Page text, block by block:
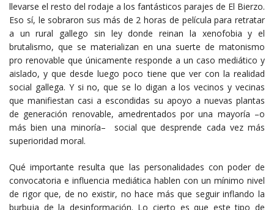
llevarse el resto del rodaje a los fantásticos parajes de El Bierzo.
Eso sí, le sobraron sus más de 2 horas de película para retratar
a un rural gallego sin ley donde reinan la xenofobia y el
brutalismo, que se materializan en una suerte de matonismo
pro renovable que únicamente responde a un caso mediático y
aislado, y que desde luego poco tiene que ver con la realidad
social gallega. Y si no, que se lo digan a los vecinos y vecinas
que manifiestan casi a escondidas su apoyo a nuevas plantas
de generación renovable, amedrentados por una mayoría –o
más bien una minoría– social que desprende cada vez más
superioridad moral.
Qué importante resulta que las personalidades con poder de
convocatoria e influencia mediática hablen con un mínimo nivel
de rigor que, de no existir, no hace más que seguir inflando la
burbuja de la desinformación. Lo cierto es que este tipo de